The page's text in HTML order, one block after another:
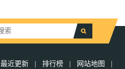
最近更新 排行榜 网站地图